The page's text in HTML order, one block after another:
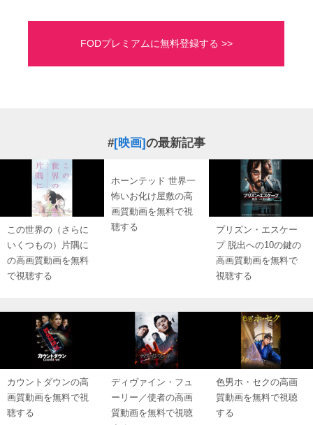
FODプレミアムに無料登録する >>
#[映画]の最新記事
この世界の（さらに
いくつもの）片隅に
の高画質動画を無料
で視聴する
ホーンテッド 世界一
怖いお化け屋敷の高
画質動画を無料で視
聴する
プリズン・エスケー
プ 脱出への10の鍵の
高画質動画を無料で
視聴する
カウントダウンの高
画質動画を無料で視
聴する
ディヴァイン・フュ
ーリー／使者の高画
質動画を無料で視聴
色男ホ・セクの高画
質動画を無料で視聴
する